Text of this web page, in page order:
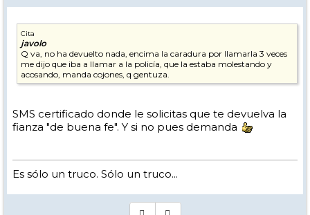
Cita
javolo
Q va, no ha devuelto nada, encima la caradura por llamarla 3 veces
me dijo que iba a llamar a la policía, que la estaba molestando y
acosando, manda cojones, q gentuza.
SMS certificado donde le solicitas que te devuelva la
fianza "de buena fe". Y si no pues demanda
Es sólo un truco. Sólo un truco...